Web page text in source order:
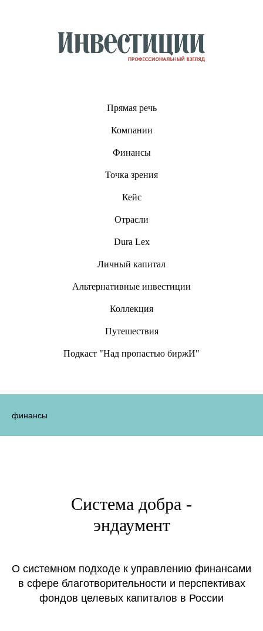
Прямая речь
Компании
Финансы
Точка зрения
Кейс
Отрасли
Dura Lex
Личный капитал
Альтернативные инвестиции
Коллекция
Путешествия
Подкаст "Над пропастью биржИ"
финансы
Система добра -
эндаумент
О системном подходе к управлению финансами
в сфере благотворительности и перспективах
фондов целевых капиталов в России